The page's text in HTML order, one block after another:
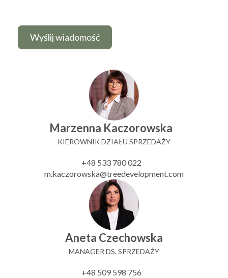
Marzenna Kaczorowska
KIEROWNIK DZIAŁU SPRZEDAŻY
+48 533 780 022
m.kaczorowska@treedevelopment.com
Aneta Czechowska
MANAGER DS. SPRZEDAŻY
+48 509 598 756